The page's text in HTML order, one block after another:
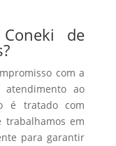
de
com a
ao
é tratado com
trabalhamos em
para garantir